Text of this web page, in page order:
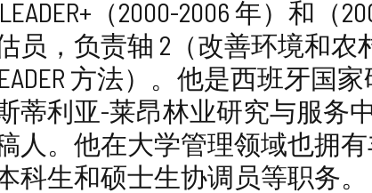
（2000-2006 年）和（
员，负责轴 2（改善环境和农
方法）。他是西班牙国
蒂利亚-莱昂林业研究与服务
人。他在大学管理领域也拥
科生和硕士生协调员等职务。